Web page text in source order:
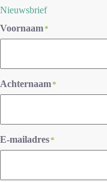
Nieuwsbrief
Voornaam*
Achternaam*
E-mailadres*